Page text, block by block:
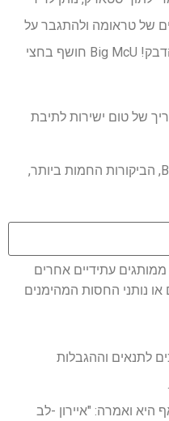
של טראומה ולהתגבר על
צער. הדינמיקה בין רירי לנטלי היא הדבק! Big McU חושף בחצי
של טום ישירות לתיבת
קבל גישה מיידית ל- Breaking News, הביקורות החמות ביותר,
עתידיים אחרים
נותני החסות המהימנים
לתנאים וההגבלות
היא ואמרה: "איירון -לב